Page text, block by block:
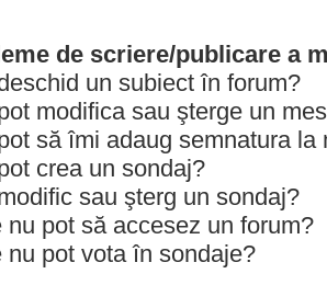
de scriere/publicare a
un subiect în forum?
modifica sau şterge un
să îmi adaug semnatura la
crea un sondaj?
sau şterg un sondaj?
nu pot să accesez un forum?
nu pot vota în sondaje?